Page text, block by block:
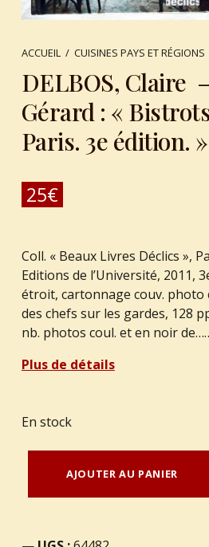
ACCUEIL / CUISINES PAYS ET RÉGIONS
DELBOS, Claire
Gérard : «
Paris. 3e édition. »
25€
Coll. « Beaux Livres Déclics »,
Editions de l’Université, 2011,
étroit, cartonnage couv. photo
des chefs sur les gardes, 128
nb. photos coul. et en noir
Plus de détails
En stock
AJOUTER AU PANIER